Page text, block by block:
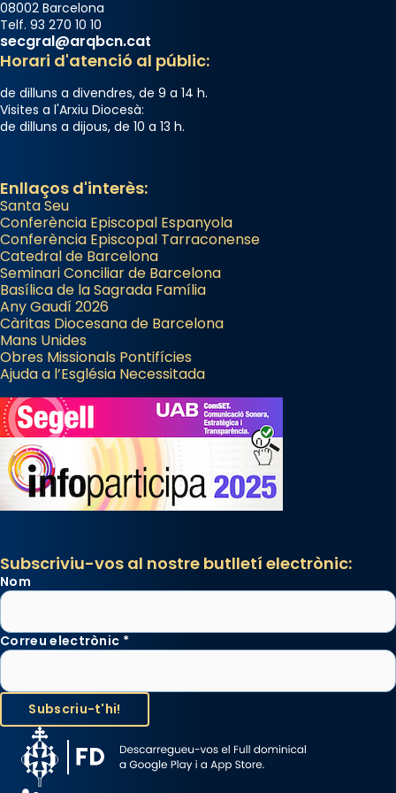
08002 Barcelona
Telf. 93 270 10 10
secgral@arqbcn.cat
Horari d'atenció al públic:
de dilluns a divendres, de 9 a 14 h.
Visites a l'Arxiu Diocesà:
de dilluns a dijous, de 10 a 13 h.
Enllaços d'interès:
Santa Seu
Conferència Episcopal Espanyola
Conferència Episcopal Tarraconense
Catedral de Barcelona
Seminari Conciliar de Barcelona
Basílica de la Sagrada Família
Any Gaudí 2026
Càritas Diocesana de Barcelona
Mans Unides
Obres Missionals Pontifícies
Ajuda a l’Església Necessitada
Subscriviu-vos al nostre butlletí electrònic:
Nom
Correu electrònic *